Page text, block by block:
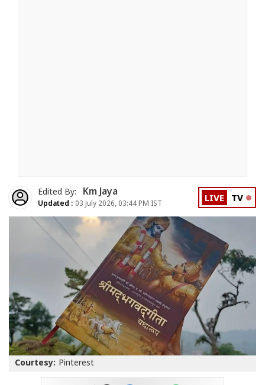
Edited By: Km Jaya
Updated : 03 July 2026, 03:44 PM IST LIVE TV
Courtesy: Pinterest